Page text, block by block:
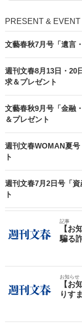
PRESENT & EVENT
文藝春秋7月号「遺言
週刊文春8月13日・20
求＆プレゼント
文藝春秋9月号「金融
＆プレゼント
週刊文春WOMAN夏
ト
週刊文春7月2日号「
ト
記事
【お
騙る
お知らせ
【お
りす